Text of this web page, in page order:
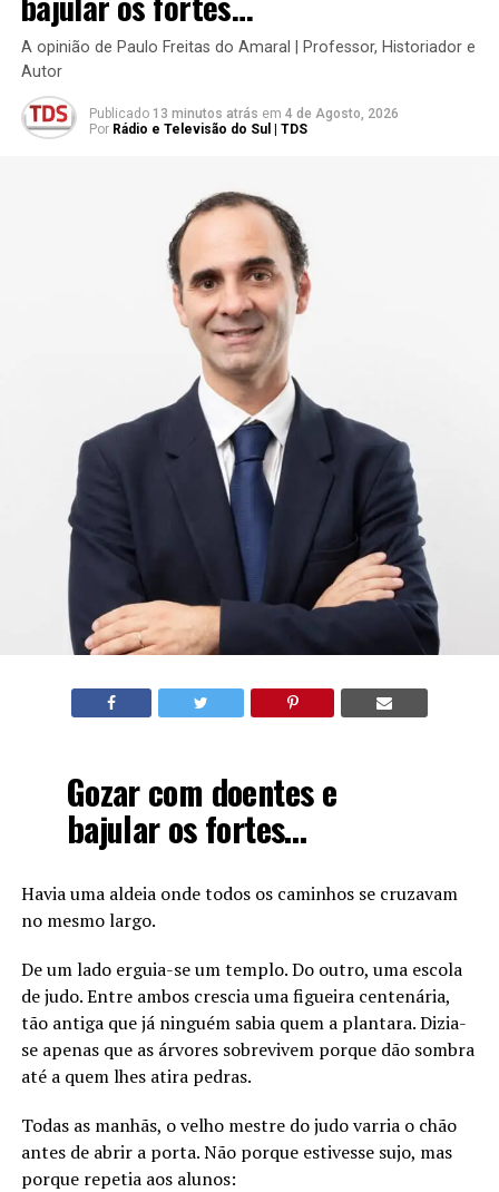
A opinião de Paulo Freitas do Amaral | Professor, Historiador e
Autor
Publicado 13 minutos atrás em 4 de Agosto, 2026
Por Rádio e Televisão do Sul | TDS
Gozar com doentes e
bajular os fortes…
Havia uma aldeia onde todos os caminhos se cruzavam
no mesmo largo.
De um lado erguia-se um templo. Do outro, uma escola
de judo. Entre ambos crescia uma figueira centenária,
tão antiga que já ninguém sabia quem a plantara. Dizia-
se apenas que as árvores sobrevivem porque dão sombra
até a quem lhes atira pedras.
Todas as manhãs, o velho mestre do judo varria o chão
antes de abrir a porta. Não porque estivesse sujo, mas
porque repetia aos alunos: